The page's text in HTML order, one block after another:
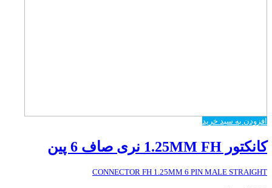
افزودن به سبد خرید
کانکتور 1.25MM FH نری صاف 6 پین
CONNECTOR FH 1.25MM 6 PIN MALE STRAIGHT